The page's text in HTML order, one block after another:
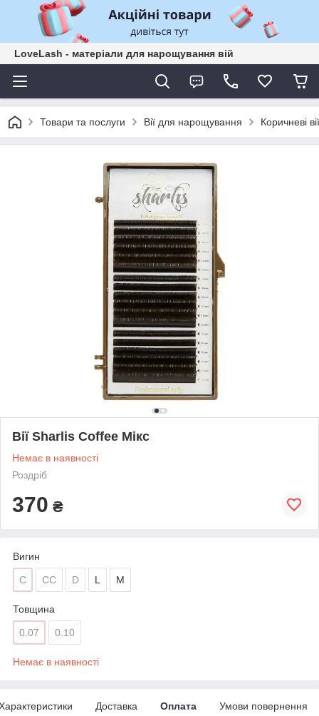
LoveLash - матеріали для нарощування вій
Товари та послуги Вії для нарощування Коричневі
Вії Sharlis Coffee Мікс
Немає в наявності
Роздріб
370 ₴
Вигин
C CC D L M
Товщина
0.07 0.10
Немає в наявності
Доставка Оплата Умови повернення